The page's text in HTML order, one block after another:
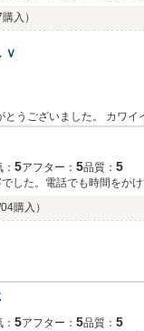
入）
Ｖ
うございました。 カワ
。 またのご来店、お待ち
5アフター： 5品質： 5
した。電話でも時間をか
購入）
5アフター： 5品質： 5